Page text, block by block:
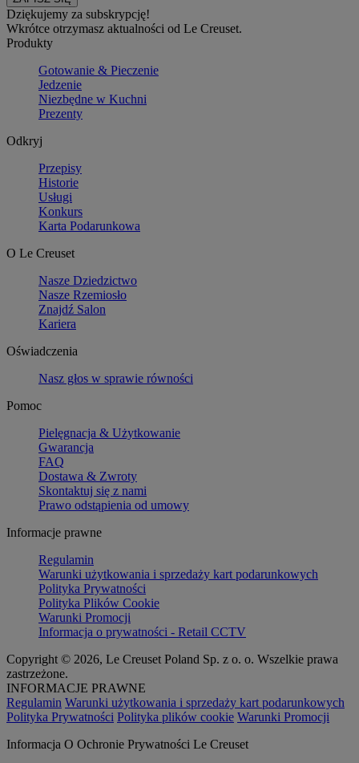
Dziękujemy za subskrypcję!
Wkrótce otrzymasz aktualności od Le Creuset.
Produkty
Gotowanie & Pieczenie
Jedzenie
Niezbędne w Kuchni
Prezenty
Odkryj
Przepisy
Historie
Usługi
Konkurs
Karta Podarunkowa
O Le Creuset
Nasze Dziedzictwo
Nasze Rzemiosło
Znajdź Salon
Kariera
Oświadczenia
Nasz głos w sprawie równości
Pomoc
Pielęgnacja & Użytkowanie
Gwarancja
FAQ
Dostawa & Zwroty
Skontaktuj się z nami
Prawo odstąpienia od umowy
Informacje prawne
Regulamin
Warunki użytkowania i sprzedaży kart podarunkowych
Polityka Prywatności
Polityka Plików Cookie
Warunki Promocji
Informacja o prywatności - Retail CCTV
Copyright © 2026, Le Creuset Poland Sp. z o. o. Wszelkie prawa
zastrzeżone.
INFORMACJE PRAWNE
Regulamin Warunki użytkowania i sprzedaży kart podarunkowych
Polityka Prywatności Polityka plików cookie Warunki Promocji
Informacja O Ochronie Prywatności Le Creuset